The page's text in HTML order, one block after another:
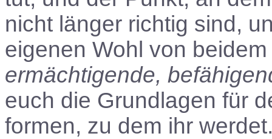
nicht länger richtig sind,
eigenen Wohl von
ermächtigende,
euch die Grundlagen für
formen, zu dem ihr